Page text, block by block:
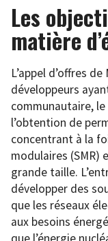
Les
matière
L’appel d’offres
développeurs
communautaire,
l’obtention de
concentrant à la
modulaires (SMR)
grande taille.
développer des
que les réseaux
aux besoins